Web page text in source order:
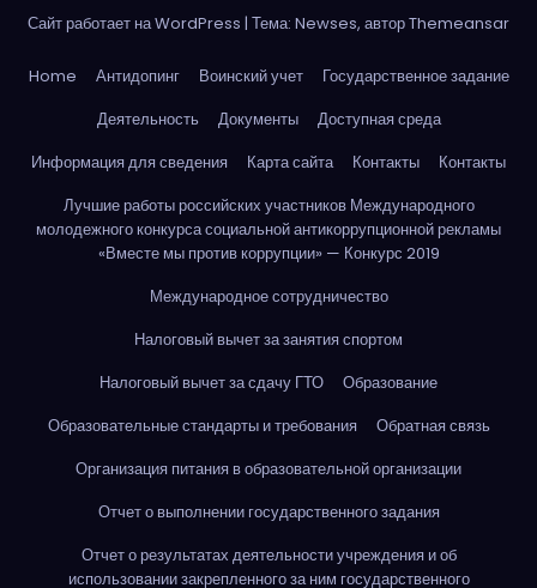
Сайт работает на WordPress | Тема: Newses, авторThemeansar
Home Антидопинг Воинский учет
Государственное задание
Деятельность
Документы
Доступная среда
Информация для сведения
Карта сайта Контакты
Контакты
Лучшие работы российских участников Международного
молодежного конкурса социальной антикоррупционной рекламы
«Вместе мы против коррупции» — Конкурс 2019
Международное сотрудничество
Налоговый вычет за занятия спортом
Налоговый вычет за сдачу ГТО
Образование
Образовательные стандарты и требования
Обратная связь
Организация питания в образовательной организации
Отчет о выполнении государственного задания
Отчет о результатах деятельности учреждения и об
использовании закрепленного за ним государственного